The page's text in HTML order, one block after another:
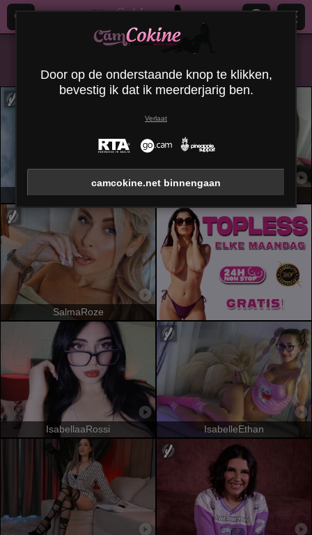
AylinRoze VelvetSpell
SalmaRoze
IsabellaaRossi IsabelleEthan
Door op de onderstaande knop te klikken,
bevestig ik dat ik meerderjarig ben.
Verlaat
camcokine.net binnengaan